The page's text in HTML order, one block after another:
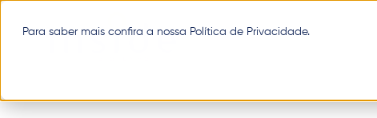
Para saber mais confira a nossa Política de Privacidade.
para